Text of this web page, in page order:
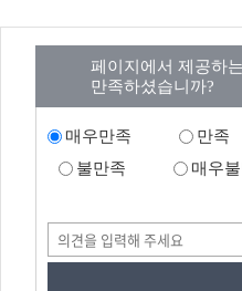
페이지에서 제공하
만족하셨습니까?
매우만족 만족
불만족
매우